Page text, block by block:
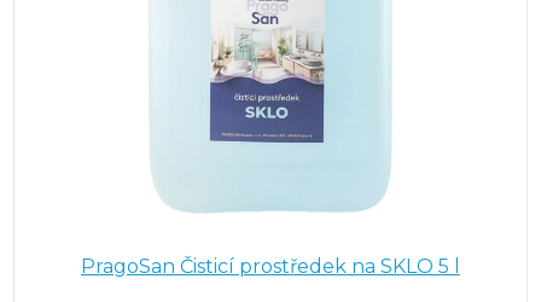
PragoSan Čisticí prostředek na SKLO 5 l